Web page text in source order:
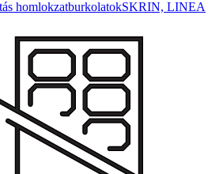
homlokzatburkolatokSKRIN, LINEA